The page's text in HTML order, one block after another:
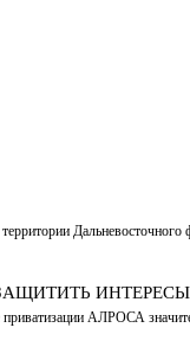
АЛРОСА